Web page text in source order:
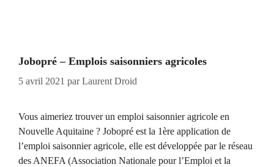
Jobopré – Emplois saisonniers agricoles
5 avril 2021 parLaurent Droid
Vous aimeriez trouver un emploi saisonnier agricole en
Nouvelle Aquitaine ? Jobopré est la 1ère application de
l’emploi saisonnier agricole, elle est développée par le réseau
des ANEFA (Association Nationale pour l’Emploi et la